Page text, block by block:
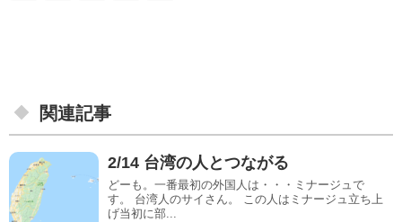
関連記事
2/14 台湾の人とつながる
どーも。一番最初の外国人は・・・ミナージュで
す。 台湾人のサイさん。 この人はミナージュ立ち上
げ当初に部...